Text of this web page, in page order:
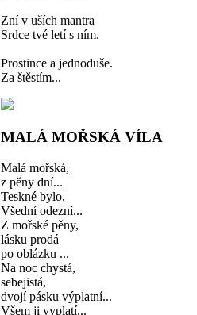
Zní v uších mantra
Srdce tvé letí s ním.
Prostince a jednoduše.
Za štěstím...
MALÁ MOŘSKÁ VÍLA
Malá mořská,
z pěny dní...
Teskné bylo,
Všední odezní...
Z mořské pěny,
lásku prodá
po oblázku ...
Na noc chystá,
sebejistá,
dvojí pásku výplatní...
Všem ji vyplatí...